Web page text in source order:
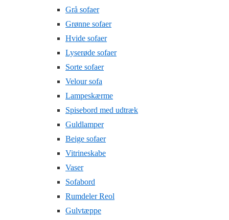
Grå sofaer
Grønne sofaer
Hvide sofaer
Lyserøde sofaer
Sorte sofaer
Velour sofa
Lampeskærme
Spisebord med udtræk
Guldlamper
Beige sofaer
Vitrineskabe
Vaser
Sofabord
Rumdeler Reol
Gulvtæppe